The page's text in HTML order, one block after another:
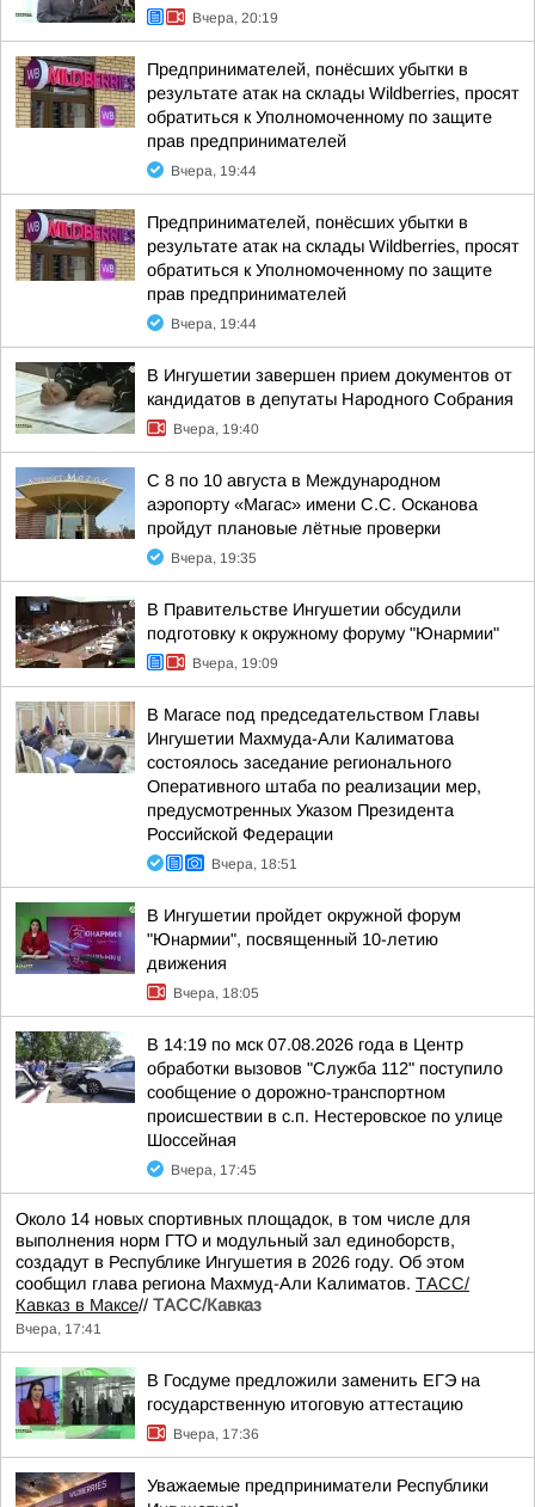
Вчера, 20:19
Предпринимателей, понёсших убытки в
результате атак на склады Wildberries, просят
обратиться к Уполномоченному по защите
прав предпринимателей
Вчера, 19:44
Предпринимателей, понёсших убытки в
результате атак на склады Wildberries, просят
обратиться к Уполномоченному по защите
прав предпринимателей
Вчера, 19:44
В Ингушетии завершен прием документов от
кандидатов в депутаты Народного Собрания
Вчера, 19:40
С 8 по 10 августа в Международном
аэропорту «Магас» имени С.С. Осканова
пройдут плановые лётные проверки
Вчера, 19:35
В Правительстве Ингушетии обсудили
подготовку к окружному форуму "Юнармии"
Вчера, 19:09
В Магасе под председательством Главы
Ингушетии Махмуда-Али Калиматова
состоялось заседание регионального
Оперативного штаба по реализации мер,
предусмотренных Указом Президента
Российской Федерации
Вчера, 18:51
В Ингушетии пройдет окружной форум
"Юнармии", посвященный 10-летию
движения
Вчера, 18:05
В 14:19 по мск 07.08.2026 года в Центр
обработки вызовов "Служба 112" поступило
сообщение о дорожно-транспортном
происшествии в с.п. Нестеровское по улице
Шоссейная
Вчера, 17:45
Около 14 новых спортивных площадок, в том числе для
выполнения норм ГТО и модульный зал единоборств,
создадут в Республике Ингушетия в 2026 году. Об этом
сообщил глава региона Махмуд-Али Калиматов. ТАСС/
Кавказ в Максе// ТАСС/Кавказ
Вчера, 17:41
В Госдуме предложили заменить ЕГЭ на
государственную итоговую аттестацию
Вчера, 17:36
Уважаемые предприниматели Республики